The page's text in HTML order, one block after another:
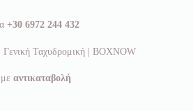
+30 6972 244 432
Ταχυδρομική | BOXNOW
αντικαταβολή